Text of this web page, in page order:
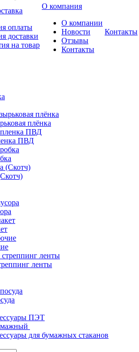
оплаты
доставки
на товар
О компания
О компании
Новости
Отзывы
Контакты
Контакты
плёнка
ПВД
ленты
ПЭТ
для бумажных стаканов